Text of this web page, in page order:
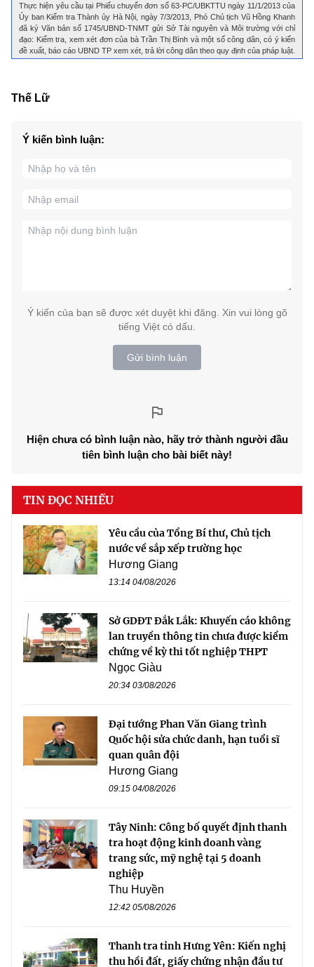
Thực hiện yêu cầu tại Phiếu chuyển đơn số 63-PC/UBKTTU ngày 11/1/2013 của
Ủy ban Kiểm tra Thành ủy Hà Nội, ngày 7/3/2013, Phó Chủ tịch Vũ Hồng Khanh
đã ký Văn bản số 1745/UBND-TNMT gửi Sở Tài nguyên và Môi trường với chỉ
đạo: Kiểm tra, xem xét đơn của bà Trần Thị Bình và một số công dân, có ý kiến
đề xuất, báo cáo UBND TP xem xét, trả lời công dân theo quy định của pháp luật.
Thế Lữ
Ý kiến bình luận:
Ý kiến của bạn sẽ được xét duyệt khi đăng. Xin vui lòng gõ
tiếng Việt có dấu.
Gửi bình luận
Hiện chưa có bình luận nào, hãy trở thành người đầu
tiên bình luận cho bài biết này!
TIN ĐỌC NHIỀU
Yêu cầu của Tổng Bí thư, Chủ tịch
nước về sắp xếp trường học
Hương Giang
13:14 04/08/2026
Sở GDĐT Đắk Lắk: Khuyến cáo không
lan truyền thông tin chưa được kiểm
chứng về kỳ thi tốt nghiệp THPT
Ngọc Giàu
20:34 03/08/2026
Đại tướng Phan Văn Giang trình
Quốc hội sửa chức danh, hạn tuổi sĩ
quan quân đội
Hương Giang
09:15 04/08/2026
Tây Ninh: Công bố quyết định thanh
tra hoạt động kinh doanh vàng
trang sức, mỹ nghệ tại 5 doanh
nghiệp
Thu Huyền
12:42 05/08/2026
Thanh tra tỉnh Hưng Yên: Kiến nghị
thu hồi đất, giấy chứng nhận đầu tư